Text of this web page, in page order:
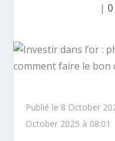
| 0
Publié le 8 October
October 2025 à 08:01